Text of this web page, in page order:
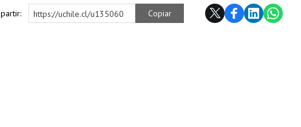
https://uchile.cl/u135060 Copiar